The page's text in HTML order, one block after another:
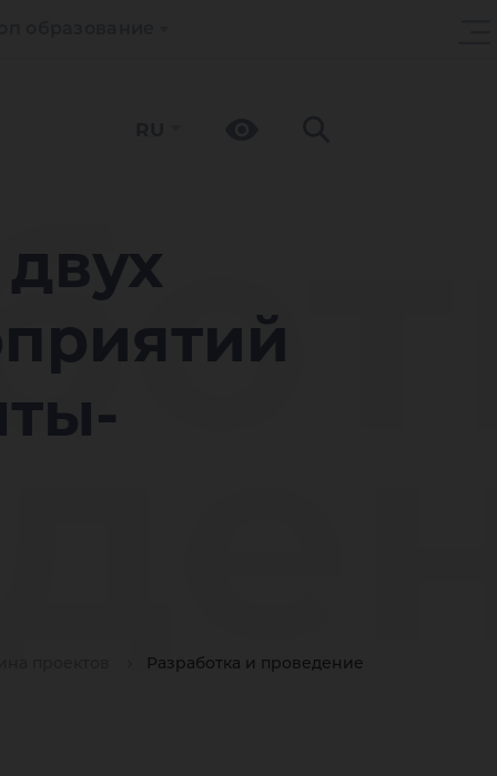
Разработка и проведение